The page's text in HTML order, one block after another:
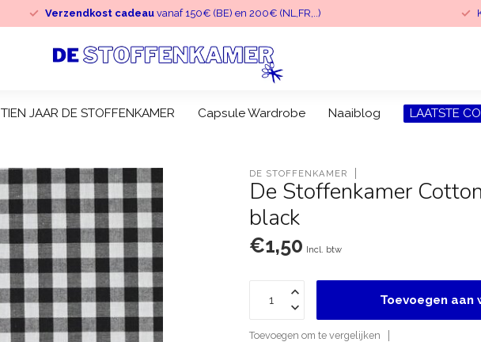
Verzendkost cadeauvanaf 150€ (BE) en 200€ (NL,FR,..)
TIEN JAAR DE STOFFENKAMER Capsule Wardrobe Naaiblog LAATSTE
DE STOFFENKAMER
De Stoffenkamer
black
€1,50 Incl. btw
Toevoegen aan
Toevoegen om te vergelijken